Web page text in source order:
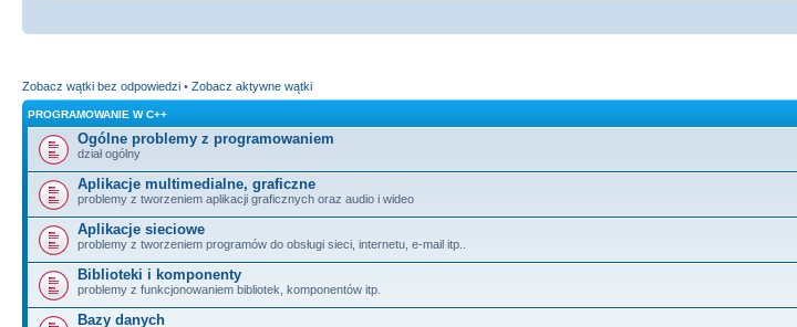
Zobacz wątki bez odpowiedzi • Zobacz aktywne wątki
PROGRAMOWANIE W C++
Ogólne problemy z programowaniem
dział ogólny
Aplikacje multimedialne, graficzne
problemy z tworzeniem aplikacji graficznych oraz audio i wideo
Aplikacje sieciowe
problemy z tworzeniem programów do obsługi sieci, internetu, e-mail itp..
Biblioteki i komponenty
problemy z funkcjonowaniem bibliotek, komponentów itp.
Bazy danych